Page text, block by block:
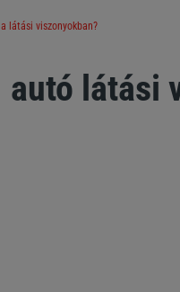
látási viszonyokban?
autó látási